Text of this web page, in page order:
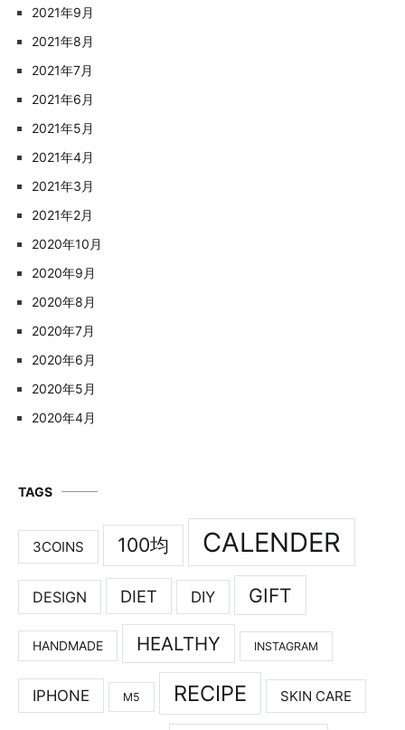
2021年9月
2021年8月
2021年7月
2021年6月
2021年5月
2021年4月
2021年3月
2021年2月
2020年10月
2020年9月
2020年8月
2020年7月
2020年6月
2020年5月
2020年4月
TAGS
3COINS 100均 CALENDER
DESIGN DIET DIY GIFT
HANDMADE HEALTHY INSTAGRAM
IPHONE M5 RECIPE SKIN CARE